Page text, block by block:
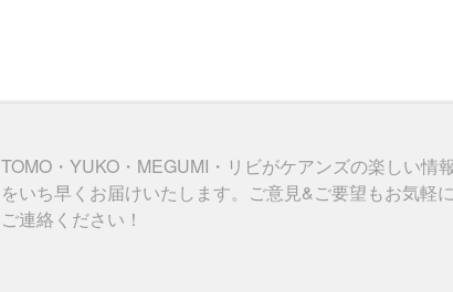
TOMO・YUKO・MEGUMI・リビがケアンズの楽しい情報
をいち早くお届けいたします。ご意見&ご要望もお気軽に
ご連絡ください！